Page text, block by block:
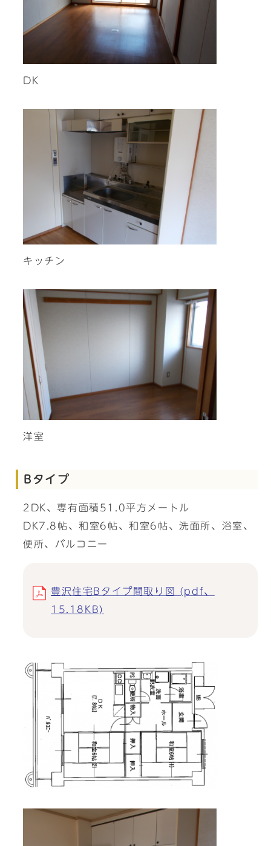
DK
キッチン
洋室
Bタイプ
2DK、専有面積51.0平方メートル
DK7.8帖、和室6帖、和室6帖、洗面所、浴室、
便所、バルコニー
豊沢住宅Bタイプ間取り図 (pdf、
15.18KB)